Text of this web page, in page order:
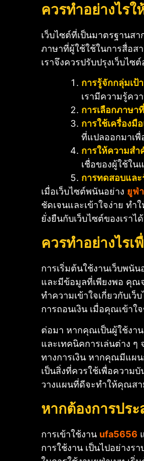
ควรทำอย่างไร
เว็บไซต์ที่เป็นมาตรฐานส
ภาษาที่ผู้ใช้ใช้ในการสื่อส
เราจึงควรปรับปรุงเว็บไ
การรู้จักกลุ่มเป้
เรามีความรู้คว
การเลือกภาษา
การใช้เครื่อง
ที่แปลออกมาเพื่
การให้ความส
เชื่อของผู้ใช้ใน
การทดสอบแล
เมื่อเว็บไซต์พนันอย่าง ยูฟ่
ชัดเจนและเข้าใจง่าย ทำ
ยั่งยืนกับเว็บไซต์ของเราไ
ควรทำอย่างไร
การเริ่มต้นใช้งานเว็บพนั
และมีข้อมูลที่เพียงพอ คุณ
ทำความเข้าใจเกี่ยวกับเ
การถอนเงิน เมื่อคุณเข้าใ
ต่อมา หากคุณเป็นผู้ใช้งา
และเทคนิคการเล่นต่าง
ทางการเงิน หากคุณมีแผ
เป็นสิ่งที่ควรใช้เพื่อความ
วางแผนที่ดีจะทำให้คุณสา
หากต้องการปร
การเข้าใช้งาน ufa5656
การใช้งาน เป็นไปอย่างร